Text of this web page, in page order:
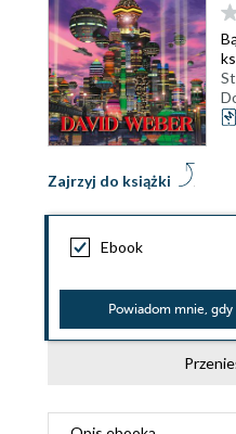
Zajrzyj do książki
Ebook
Powiadom mnie,